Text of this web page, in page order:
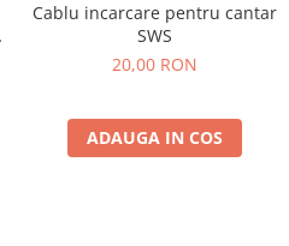
Cablu incarcare pentru cantar
SWS
20,00 RON
ADAUGA IN COS